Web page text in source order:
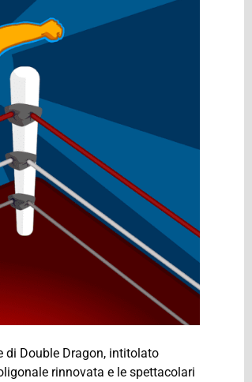
di Double Dragon, intitolato
rinnovata e le spettacolari